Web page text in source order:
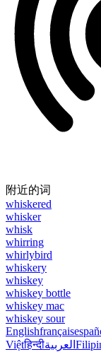
附近的词
whiskered
whisker
whisk
whirring
whirlybird
whiskery
whiskey
whiskey bottle
whiskey mac
whiskey sour
Englishfrançais
Việtहिन्दीالعربية